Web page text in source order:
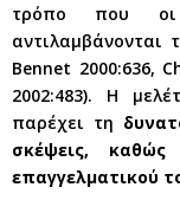
τρόπο που οι
αντιλαμβάνονται
Bennet 2000:636,
2002:483). Η
παρέχει τη
σκέψεις,
επαγγελματικού